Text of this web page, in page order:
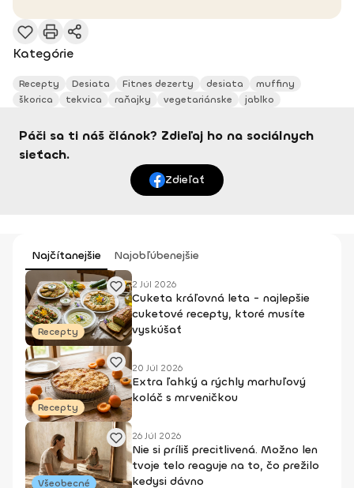
Kategórie
Recepty Desiata Fitnes dezerty desiata
muffiny
škorica
tekvica raňajky vegetariánske jablko
Páči sa ti náš článok? Zdieľaj ho na sociálnych
sieťach.
Zdieľať
Najčítanejšie Najobľúbenejšie
Recepty
2 Júl 2026
Cuketa kráľovná leta - najlepšie
cuketové recepty, ktoré musíte
vyskúšať
Recepty
20 Júl 2026
Extra ľahký a rýchly marhuľový
koláč s mrveničkou
Všeobecné
26 Júl 2026
Nie si príliš precitlivená. Možno len
tvoje telo reaguje na to, čo prežilo
kedysi dávno